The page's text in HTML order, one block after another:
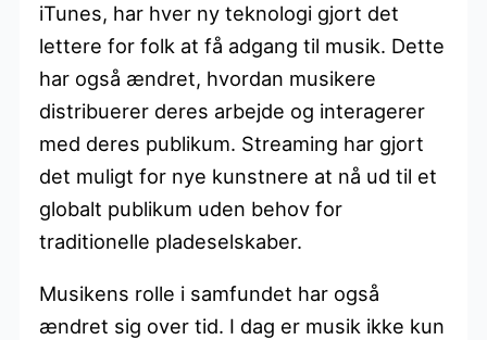
iTunes, har hver ny teknologi gjort det
lettere for folk at få adgang til musik. Dette
har også ændret, hvordan musikere
distribuerer deres arbejde og interagerer
med deres publikum. Streaming har gjort
det muligt for nye kunstnere at nå ud til et
globalt publikum uden behov for
traditionelle pladeselskaber.
Musikens rolle i samfundet har også
ændret sig over tid. I dag er musik ikke kun